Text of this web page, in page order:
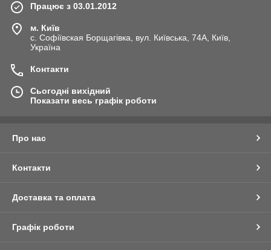
Працює з 03.01.2012
м. Київ
с. Софіївская Борщагівка, вул. Київська, 74А, Київ,
Україна
Контакти
Сьогодні вихідний
Показати весь графік роботи
Про нас
Контакти
Доставка та оплата
Графік роботи